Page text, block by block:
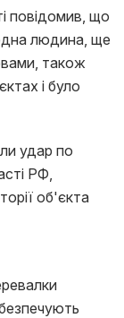
повідомив, що
людина, ще
також
і було
удар по
РФ,
об'єкта